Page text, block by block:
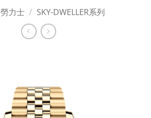
勞力士 / SKY-DWELLER系列